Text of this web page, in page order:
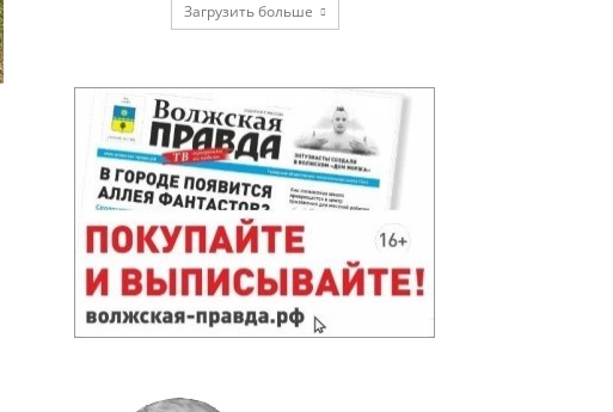
Загрузить больше